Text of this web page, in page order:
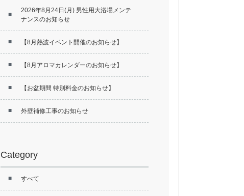
2026年8月24日(月) 男性用大浴場メンテ
ナンスのお知らせ
【8月熱波イベント開催のお知らせ】
【8月アロマカレンダーのお知らせ】
【お盆期間 特別料金のお知らせ】
外壁補修工事のお知らせ
Category
すべて